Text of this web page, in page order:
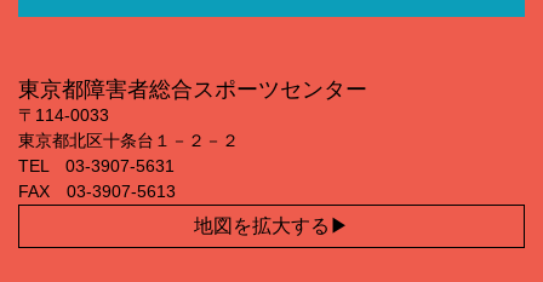
東京都障害者総合スポーツセンター
〒114‐0033
東京都北区十条台１－２－２
TEL 03‐3907‐5631
FAX 03‐3907‐5613
地図を拡大する